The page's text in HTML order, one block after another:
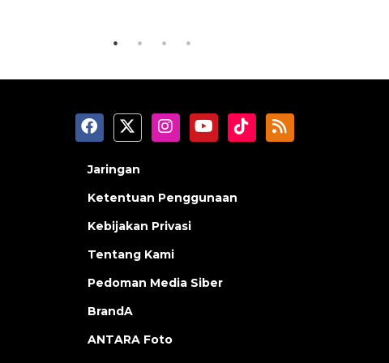
Jaringan
Ketentuan Penggunaan
Kebijakan Privasi
Tentang Kami
Pedoman Media Siber
BrandA
ANTARA Foto